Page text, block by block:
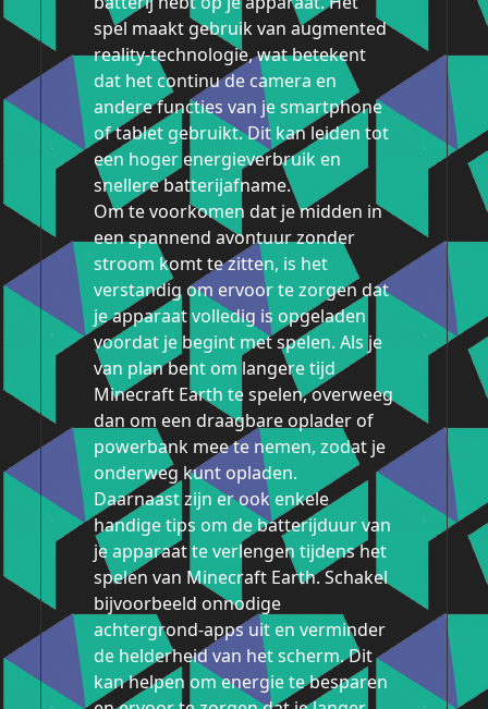
spel maakt gebruik van augmented
reality-technologie, wat betekent
dat het continu de camera en
andere functies van je smartphone
of tablet gebruikt. Dit kan leiden tot
een hoger energieverbruik en
snellere batterijafname.
Om te voorkomen dat je midden in
een spannend avontuur zonder
stroom komt te zitten, is het
verstandig om ervoor te zorgen dat
je apparaat volledig is opgeladen
voordat je begint met spelen. Als je
van plan bent om langere tijd
Minecraft Earth te spelen, overweeg
dan om een draagbare oplader of
powerbank mee te nemen, zodat je
onderweg kunt opladen.
Daarnaast zijn er ook enkele
handige tips om de batterijduur van
je apparaat te verlengen tijdens het
spelen van Minecraft Earth. Schakel
bijvoorbeeld onnodige
achtergrond-apps uit en verminder
de helderheid van het scherm. Dit
kan helpen om energie te besparen